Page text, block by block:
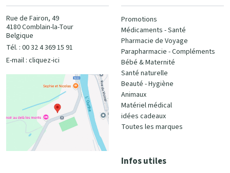
Rue de Fairon, 49
4180 Comblain-la-Tour
Belgique
Tél. : 00 32 4 369 15 91
E-mail : cliquez-ici
Promotions
Médicaments - Santé
Pharmacie de Voyage
Parapharmacie - Compléments
Bébé & Maternité
Santé naturelle
Beauté - Hygiène
Animaux
Matériel médical
idées cadeaux
Toutes les marques
Infos utiles